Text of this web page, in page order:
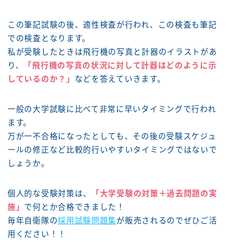
この筆記試験の後、適性検査が行われ、この検査も筆記
での検査となります。
私が受験したときは飛行機の写真と計器のイラストがあ
り、
「飛行機の写真の状況に対して計器はどのように示
しているのか？」 などを答えていきます。
一般の大学試験に比べて非常に早いタイミングで行われ
ます。
万が一不合格になったとしても、その後の受験スケジュ
ールの修正など比較的行いやすいタイミングではないで
しょうか。
個人的な受験対策は、
「大学受験の対策＋過去問題の実
施」 で何とか合格できました！
毎年自衛隊の採用試験問題集が販売されるのでぜひご活
用ください！！